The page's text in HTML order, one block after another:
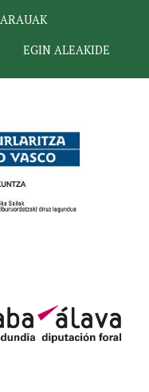
ARAUAK
EGIN ALEAKIDE